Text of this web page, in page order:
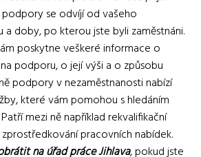
podpory se odvíjí od vašeho
doby, po kterou jste byli zaměstnáni.
poskytne veškeré informace o
podporu, o její výši a o způsobu
podpory v nezaměstnanosti nabízí
které vám pomohou s hledáním
mezi ně například rekvalifikační
pracovních nabídek.
na úřad práce Jihlava, pokud jste